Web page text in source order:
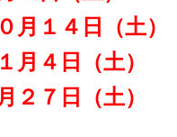
月１４日（土）
月４日（土）
２７日（土）